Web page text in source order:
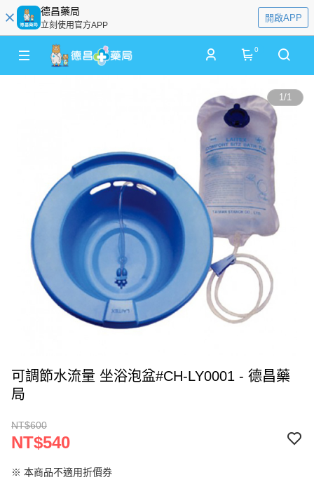
德昌藥局
立刻使用官方APP
開啟APP
0
1/1
可調節水流量 坐浴泡盆#CH-LY0001 - 德昌藥
局
NT$600
NT$540
※ 本商品不適用折價券